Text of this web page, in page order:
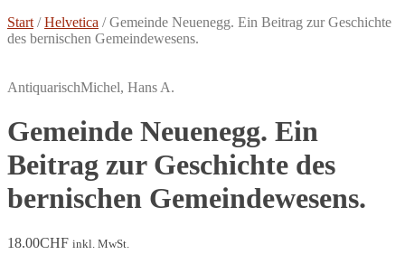
Start /Helvetica /Gemeinde Neuenegg. Ein Beitrag zur Geschichte
des bernischen Gemeindewesens.
AntiquarischMichel, Hans A.
Gemeinde Neuenegg. Ein
Beitrag zur Geschichte des
bernischen Gemeindewesens.
18.00CHF inkl. MwSt.